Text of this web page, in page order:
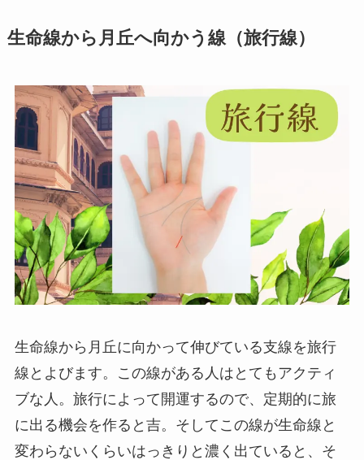
生命線から月丘へ向かう線（旅行線）
生命線から月丘に向かって伸びている支線を旅行
線とよびます。この線がある人はとてもアクティ
ブな人。旅行によって開運するので、定期的に旅
に出る機会を作ると吉。そしてこの線が生命線と
変わらないくらいはっきりと濃く出ていると、そ